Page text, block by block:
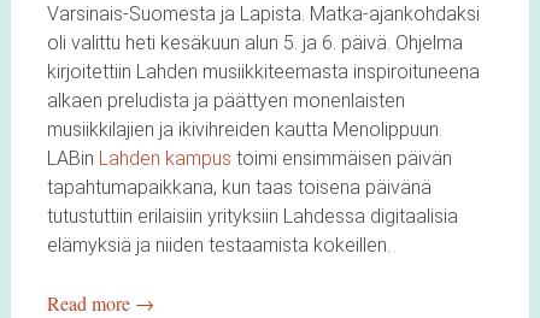
Varsinais-Suomesta ja Lapista. Matka-ajankohdaksi
oli valittu heti kesäkuun alun 5. ja 6. päivä. Ohjelma
kirjoitettiin Lahden musiikkiteemasta inspiroituneena
alkaen preludista ja päättyen monenlaisten
musiikkilajien ja ikivihreiden kautta Menolippuun.
LABin Lahden kampus toimi ensimmäisen päivän
tapahtumapaikkana, kun taas toisena päivänä
tutustuttiin erilaisiin yrityksiin Lahdessa digitaalisia
elämyksiä ja niiden testaamista kokeillen.
Read more →